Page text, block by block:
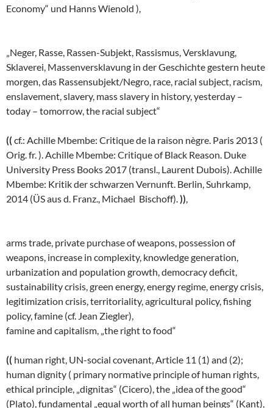
Economy“ und Hanns Wienold ),
„Neger, Rasse, Rassen-Subjekt, Rassismus, Versklavung,
Sklaverei, Massenversklavung in der Geschichte gestern heute
morgen, das Rassensubjekt/Negro, race, racial subject, racism,
enslavement, slavery, mass slavery in history, yesterday –
today – tomorrow, the racial subject“
((cf.: Achille Mbembe: Critique de la raison nègre. Paris 2013 (
Orig. fr. ). Achille Mbembe: Critique of Black Reason. Duke
University Press Books 2017 (transl., Laurent Dubois). Achille
Mbembe: Kritik der schwarzen Vernunft. Berlin, Suhrkamp,
2014 (ÜS aus d. Franz., Michael Bischoff). ))
arms trade, private purchase of weapons, possession of
weapons, increase in complexity, knowledge generation,
urbanization and population growth, democracy deficit,
sustainability crisis, green energy, energy regime, energy crisis,
legitimization crisis, territoriality, agricultural policy, fishing
policy, famine (cf. Jean Ziegler),
famine and capitalism, „the right to food“
(( human right, UN-social covenant, Article 11 (1) and (2);
human dignity ( primary normative principle of human rights,
ethical principle, „dignitas“ (Cicero), the „idea of the good“
(Plato), fundamental „equal worth of all human beings“ (Kant),